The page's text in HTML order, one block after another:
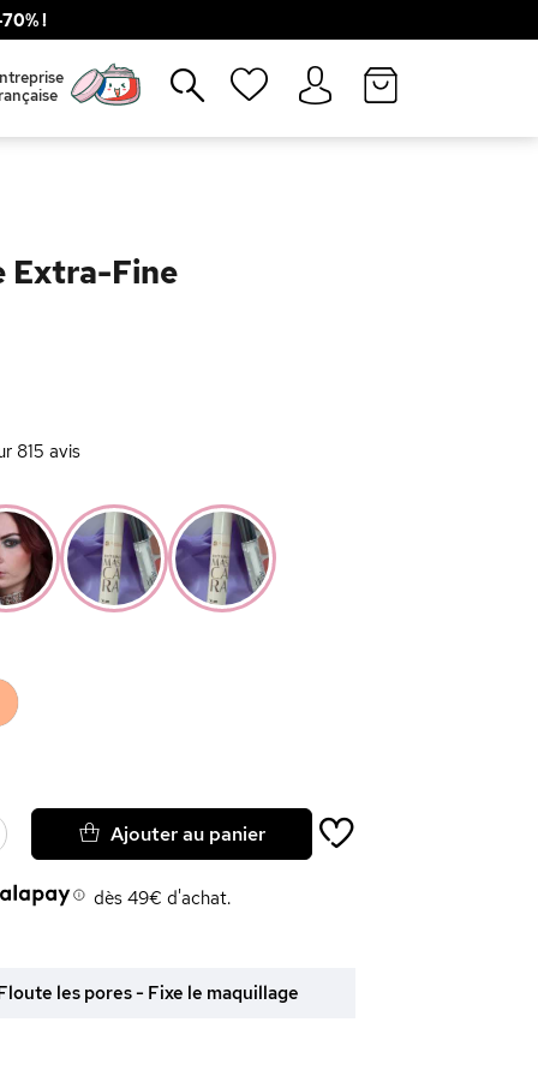
!
Extra-Fine
815 avis
dès 49€ d'achat.
Ajouter au panier
les pores - Fixe le maquillage